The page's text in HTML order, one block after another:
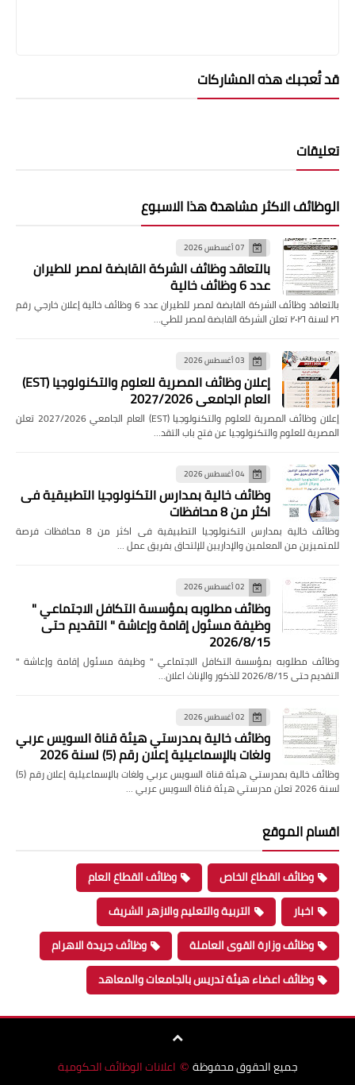
قد تُعجبك هذه المشاركات
تعليقات
الوظائف الاكثر مشاهدة هذا الاسبوع
07 أغسطس 2026
بالتعاقد وظائف الشركة القابضة لمصر للطيران
عدد 6 وظائف خالية
بالتعاقد وظائف الشركة القابضة لمصر للطيران عدد 6 وظائف خالية إعلان خارجي رقم
٢٦ لسنة ٢٠٢٦ تعلن الشركة القابضة لمصر للطي…
03 أغسطس 2026
إعلان وظائف المصرية للعلوم والتكنولوجيا (EST)
العام الجامعي 2027/2026
إعلان وظائف المصرية للعلوم والتكنولوجيا (EST) العام الجامعي 2027/2026 تعلن
المصرية للعلوم والتكنولوجيا عن فتح باب التقد…
04 أغسطس 2026
وظائف خالية بمدارس التكنولوجيا التطبيقية فى
اكثر من 8 محافظات
وظائف خالية بمدارس التكنولوجيا التطبيقية فى اكثر من 8 محافظات فرصة
للمتميزين من المعلمين والإداريين للإلتحاق بفريق عمل …
02 أغسطس 2026
وظائف مطلوبه بمؤسسة التكافل الاجتماعي "
وظيفة مسئول إقامة وإعاشة " التقديم حتى
2026/8/15
وظائف مطلوبه بمؤسسة التكافل الاجتماعي " وظيفة مسئول إقامة وإعاشة "
التقديم حتى 2026/8/15 للذكور والإناث اعلان…
02 أغسطس 2026
وظائف خالية بمدرستي هيئة قناة السويس عربي
ولغات بالإسماعيلية إعلان رقم (5) لسنة 2026
وظائف خالية بمدرستي هيئة قناة السويس عربي ولغات بالإسماعيلية إعلان رقم (5)
لسنة 2026 تعلن مدرستي هيئة قناة السويس عربي …
اقسام الموقع
وظائف القطاع الخاص
وظائف القطاع العام
اخبار
التربية والتعليم والازهر الشريف
وظائف وزارة القوى العاملة
وظائف جريدة الاهرام
وظائف اعضاء هيئة تدريس بالجامعات والمعاهد
جميع الحقوق محفوظة © اعلانات الوظائف الحكومية